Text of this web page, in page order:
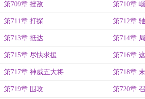
第709章 挫敌 第710章
第711章 打探 第712章
第713章 抵达 第714章
第715章 尽快求援 第716章
第717章 神威五大将 第718章
第719章 围攻 第720章